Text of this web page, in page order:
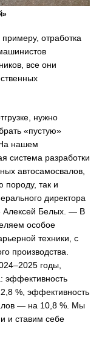
отработка
все они
нужно
«пустую»
нашем
система разработки
автосамосвалов,
породу, так и
директора
Алексей Белых. — В
особое
техники, с
производства.
годы,
эффективность
%, эффективность
— на 10,8 %. Мы
и ставим себе